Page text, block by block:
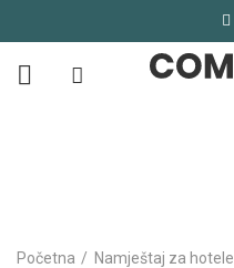
Početna Namještaj za hotele